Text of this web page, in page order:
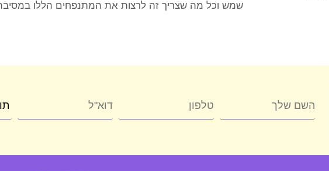
שמש וכל מה שצריך זה לרצות את המתנפחים הללו